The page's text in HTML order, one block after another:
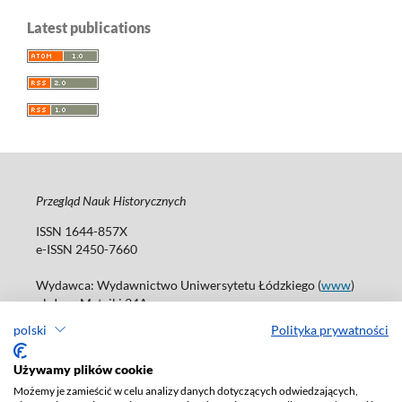
polski Polityka prywatności
Używamy plików cookie
Możemy je zamieścić w celu analizy danych dotyczących odwiedzających,
Latest publications
Przegląd Nauk Historycznych
ISSN 1644-857X
e-ISSN 2450-7660
Wydawca: Wydawnictwo Uniwersytetu Łódzkiego (www)
ul. Jana Matejki 34A
Tel.: 42 235 01 65, fax: 42 66 55 86
Deklaracja dostępności